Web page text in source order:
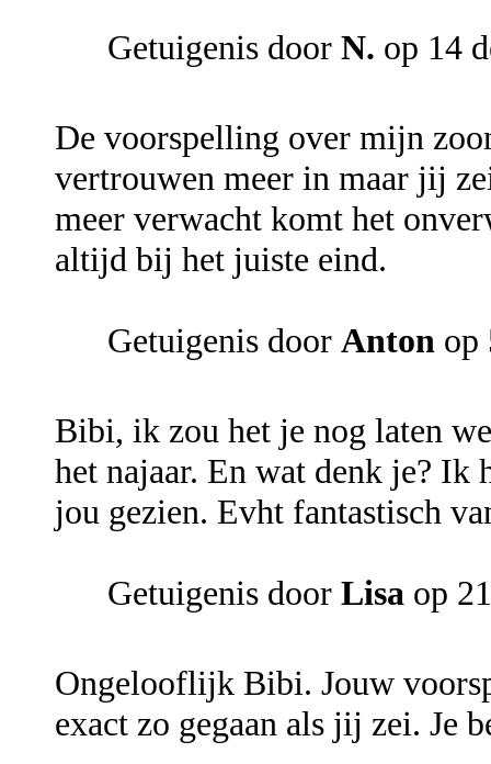
Getuigenis door N. op 14
De voorspelling over mijn
vertrouwen meer in maar jij
meer verwacht komt het
altijd bij het juiste eind.
Getuigenis door Anton op
Bibi, ik zou het je nog laten
het najaar. En wat denk je? Ik
jou gezien. Evht fantastisch
Getuigenis door Lisa op
Ongelooflijk Bibi. Jouw
exact zo gegaan als jij zei. Je